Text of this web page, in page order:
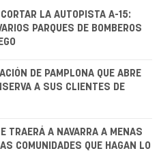
LA AUTOPISTA A-15:
PARQUES DE BOMBEROS
DE PAMPLONA QUE ABRE
A SUS CLIENTES DE
TRAERÁ A NAVARRA A MENAS
COMUNIDADES QUE HAGAN LO